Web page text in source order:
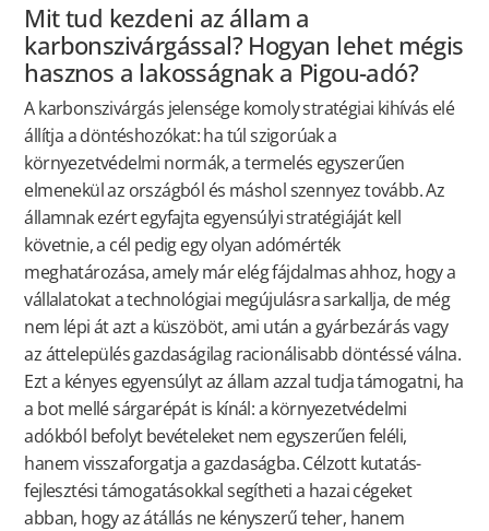
Mit tud kezdeni az állam a
karbonszivárgással? Hogyan lehet mégis
hasznos a lakosságnak a Pigou-adó?
A karbonszivárgás jelensége komoly stratégiai kihívás elé
állítja a döntéshozókat: ha túl szigorúak a
környezetvédelmi normák, a termelés egyszerűen
elmenekül az országból és máshol szennyez tovább. Az
államnak ezért egyfajta egyensúlyi stratégiáját kell
követnie, a cél pedig egy olyan adómérték
meghatározása, amely már elég fájdalmas ahhoz, hogy a
vállalatokat a technológiai megújulásra sarkallja, de még
nem lépi át azt a küszöböt, ami után a gyárbezárás vagy
az áttelepülés gazdaságilag racionálisabb döntéssé válna.
Ezt a kényes egyensúlyt az állam azzal tudja támogatni, ha
a bot mellé sárgarépát is kínál: a környezetvédelmi
adókból befolyt bevételeket nem egyszerűen feléli,
hanem visszaforgatja a gazdaságba. Célzott kutatás-
fejlesztési támogatásokkal segítheti a hazai cégeket
abban, hogy az átállás ne kényszerű teher, hanem